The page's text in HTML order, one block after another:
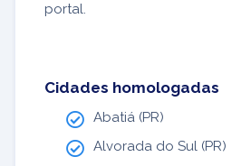
portal.
Cidades homologadas
Abatiá (PR)
Alvorada do Sul (PR)